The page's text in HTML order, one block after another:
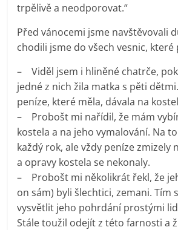
trpělivě a neodporovat.“
Před vánocemi jsme navštěvovali
chodili jsme do všech vesnic,
– Viděl jsem i hliněné chatrče,
jedné z nich žila matka s pěti
peníze, které měla, dávala na
– Probošt mi nařídil, že mám
kostela a na jeho vymalování. Na
každý rok, ale vždy peníze zmizely
a opravy kostela se nekonaly.
– Probošt mi několikrát řekl, že
on sám) byli šlechtici, zemani. Tím
vysvětlit jeho pohrdání prostými
Stále toužil odejít z této farnosti a